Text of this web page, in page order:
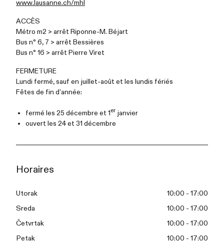
www.lausanne.ch/mhl
ACCÈS
Métro m2 > arrêt Riponne-M. Béjart
Bus n° 6, 7 > arrêt Bessières
Bus n° 16 > arrêt Pierre Viret
FERMETURE
Lundi fermé, sauf en juillet-août et les lundis fériés
Fêtes de fin d'année:
fermé les 25 décembre et 1er janvier
ouvert les 24 et 31 décembre
Horaires
Utorak 10:00 - 17:00
Sreda 10:00 - 17:00
Četvrtak 10:00 - 17:00
Petak 10:00 - 17:00